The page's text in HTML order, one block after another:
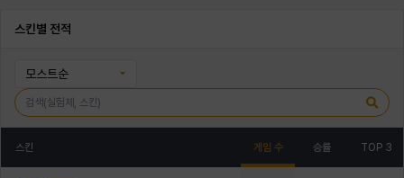
스킨별 전적
모스트순
스킨 게임 수 승률 TOP 3